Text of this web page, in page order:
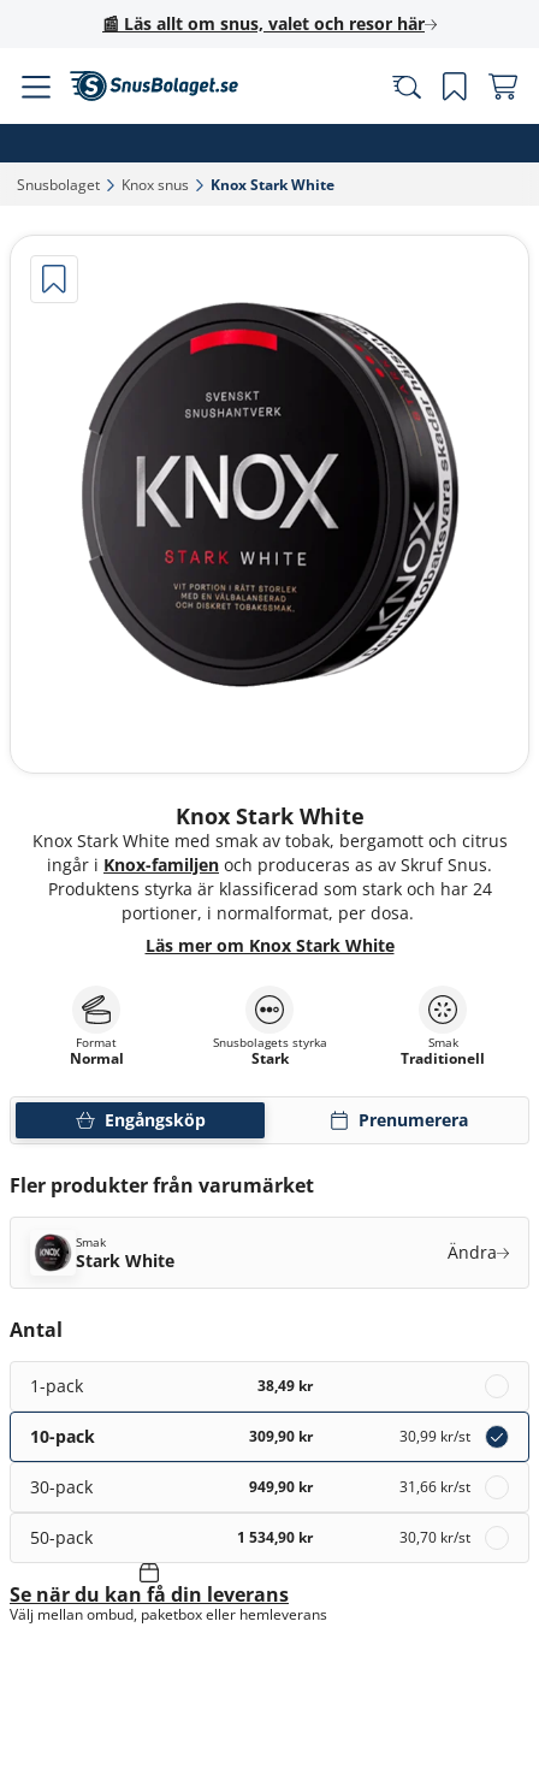
📰 Läs allt om snus, valet och resor här
Snusbolaget‎ Knox snus‎ Knox Stark White‎
Knox Stark White
Knox Stark White med smak av tobak, bergamott och citrus
ingår i Knox-familjen och produceras as av Skruf Snus.
Produktens styrka är klassificerad som stark och har 24
portioner, i normalformat, per dosa.
Läs mer om Knox Stark White
Engångsköp Prenumerera
Format
Normal
Snusbolagets styrka
Stark
Smak
Traditionell
Fler produkter från varumärket
Smak
Stark White Ändra
Antal
1-pack 38,49 kr
10-pack 309,90 kr 30,99 kr/st
30-pack 949,90 kr 31,66 kr/st
50-pack 1 534,90 kr 30,70 kr/st
Se när du kan få din leverans
Välj mellan ombud, paketbox eller hemleverans